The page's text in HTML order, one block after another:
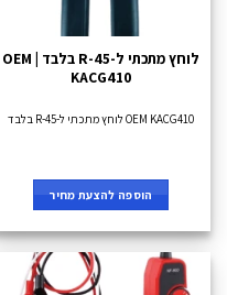
לוחץ מתכתי ל-R-45 בלבד OEM |
KACG410
OEM KACG410 לוחץ מתכתי ל-R-45 בלבד
הוספה להצעת מחיר